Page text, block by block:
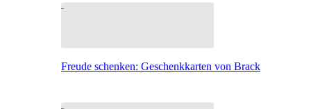
Freude schenken: Geschenkkarten von Brack